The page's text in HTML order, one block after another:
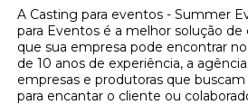
A Casting para eventos - Summer
para Eventos é a melhor solução
que sua empresa pode encontrar
de 10 anos de experiência, a
empresas e produtoras que
para encantar o cliente ou